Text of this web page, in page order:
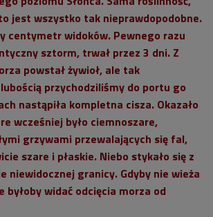
jest wszystko tak nieprawdopodobne.
centymetr widoków. Pewnego razu
sztorm, trwał przez 3 dni. Z
powstał żywioł, ale tak
przychodziliśmy do portu go
nastąpiła kompletna cisza. Okazało
wcześniej było ciemnoszare,
grzywami przewalających się fal,
szare i płaskie. Niebo stykało się z
niewidocznej granicy. Gdyby nie wieża
byłoby widać odcięcia morza od